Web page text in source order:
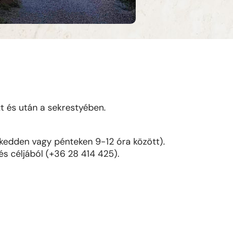
és után a sekrestyében.
vagy pénteken 9-12 óra között).
céljából (+36 28 414 425).